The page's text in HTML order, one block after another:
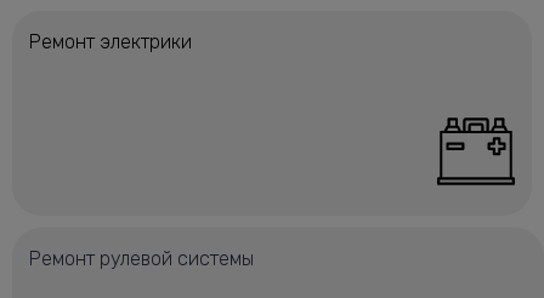
Ремонт электрики
Ремонт рулевой системы